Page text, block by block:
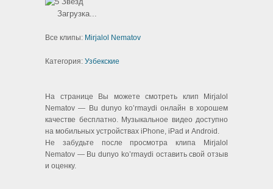
Загрузка...
Все клипы: Mirjalol Nematov
Категория: Узбекские
На странице Вы можете смотреть клип Mirjalol
Nematov — Bu dunyo ko’rmaydi онлайн в хорошем
качестве бесплатно. Музыкальное видео доступно
на мобильных устройствах iPhone, iPad и Android.
Не забудьте после просмотра клипа Mirjalol
Nematov — Bu dunyo ko’rmaydi оставить свой отзыв
и оценку.